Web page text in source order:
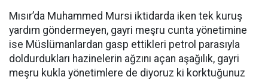
Mısır’da Muhammed Mursi iktidarda iken tek kuruş
yardım göndermeyen, gayri meşru cunta yönetimine
ise Müslümanlardan gasp ettikleri petrol parasıyla
doldurdukları hazinelerin ağzını açan aşağılık, gayri
meşru kukla yönetimlere de diyoruz ki korktuğunuz